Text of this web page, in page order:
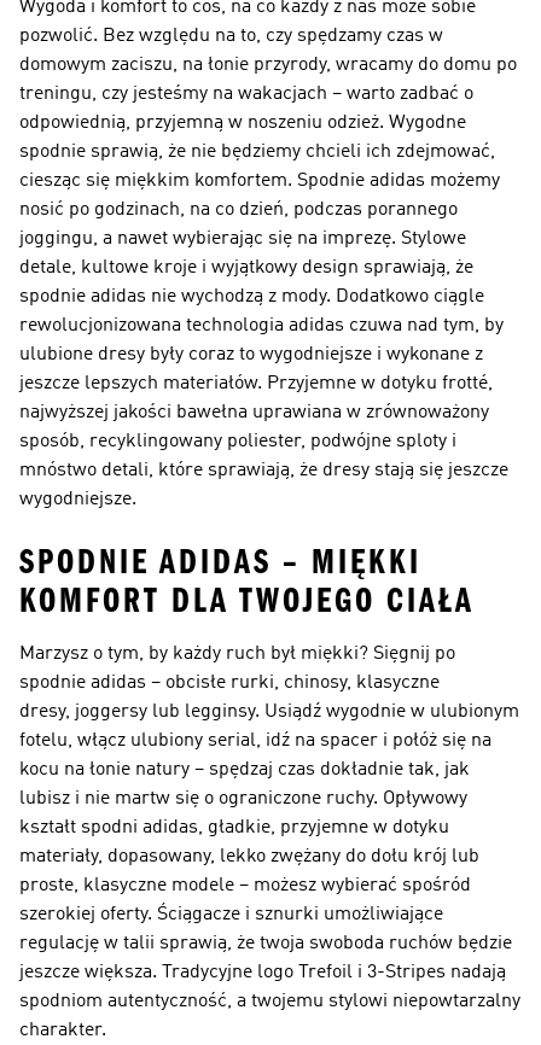
Wygoda i komfort to coś, na co każdy z nas może sobie
pozwolić. Bez względu na to, czy spędzamy czas w
domowym zaciszu, na łonie przyrody, wracamy do domu po
treningu, czy jesteśmy na wakacjach – warto zadbać o
odpowiednią, przyjemną w noszeniu odzież. Wygodne
spodnie sprawią, że nie będziemy chcieli ich zdejmować,
ciesząc się miękkim komfortem. Spodnie adidas możemy
nosić po godzinach, na co dzień, podczas porannego
joggingu, a nawet wybierając się na imprezę. Stylowe
detale, kultowe kroje i wyjątkowy design sprawiają, że
spodnie adidas nie wychodzą z mody. Dodatkowo ciągle
rewolucjonizowana technologia adidas czuwa nad tym, by
ulubione dresy były coraz to wygodniejsze i wykonane z
jeszcze lepszych materiałów. Przyjemne w dotyku frotté,
najwyższej jakości bawełna uprawiana w zrównoważony
sposób, recyklingowany poliester, podwójne sploty i
mnóstwo detali, które sprawiają, że dresy stają się jeszcze
wygodniejsze.
SPODNIE ADIDAS – MIĘKKI
KOMFORT DLA TWOJEGO CIAŁA
Marzysz o tym, by każdy ruch był miękki? Sięgnij po
spodnie adidas – obcisłe rurki, chinosy, klasyczne
dresy, joggersy lub legginsy. Usiądź wygodnie w ulubionym
fotelu, włącz ulubiony serial, idź na spacer i połóż się na
kocu na łonie natury – spędzaj czas dokładnie tak, jak
lubisz i nie martw się o ograniczone ruchy. Opływowy
kształt spodni adidas, gładkie, przyjemne w dotyku
materiały, dopasowany, lekko zwężany do dołu krój lub
proste, klasyczne modele – możesz wybierać spośród
szerokiej oferty. Ściągacze i sznurki umożliwiające
regulację w talii sprawią, że twoja swoboda ruchów będzie
jeszcze większa. Tradycyjne logo Trefoil i 3-Stripes nadają
spodniom autentyczność, a twojemu stylowi niepowtarzalny
charakter.